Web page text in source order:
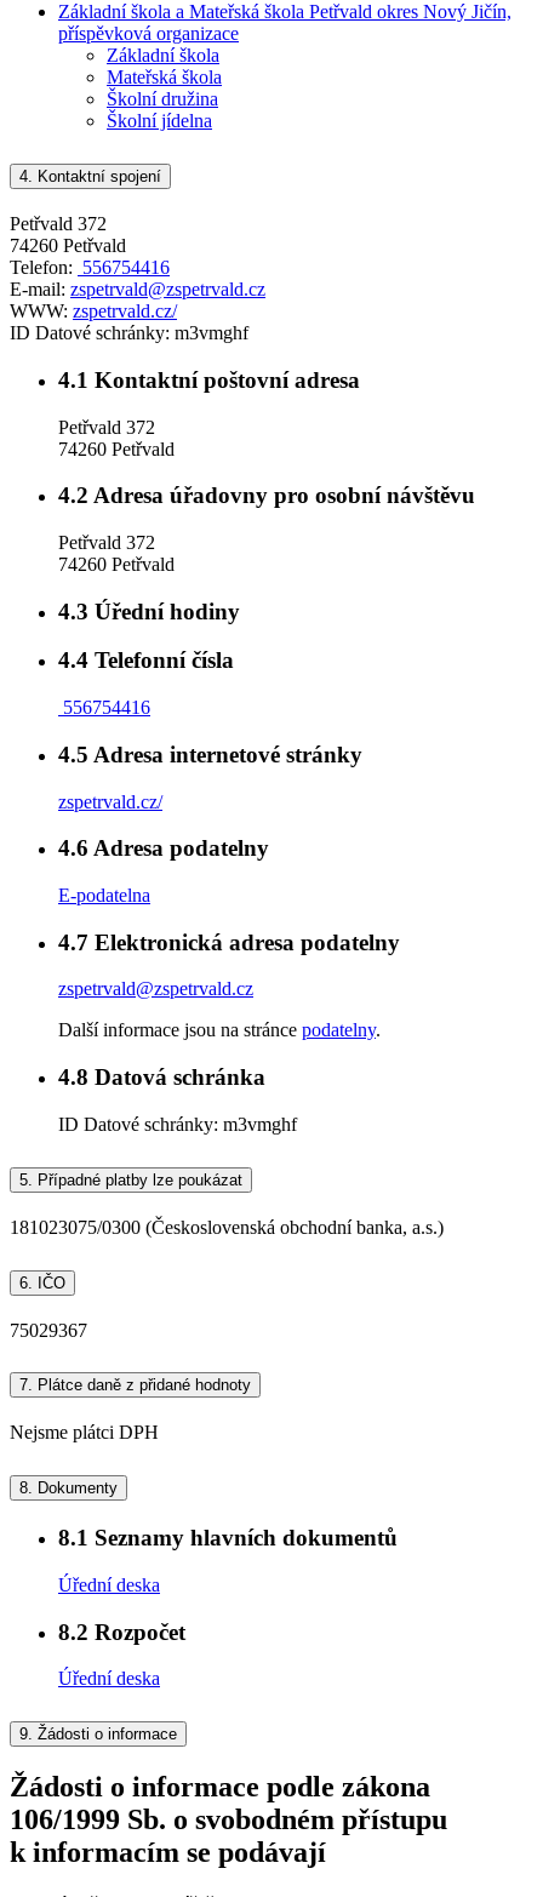
Základní škola a Mateřská škola Petřvald okres Nový Jičín,
příspěvková organizace
Základní škola
Mateřská škola
Školní družina
Školní jídelna
4. Kontaktní spojení
Petřvald 372
74260 Petřvald
Telefon: 556754416
E-mail: zspetrvald@zspetrvald.cz
WWW: zspetrvald.cz/
ID Datové schránky: m3vmghf
4.1 Kontaktní poštovní adresa
Petřvald 372
74260 Petřvald
4.2 Adresa úřadovny pro osobní návštěvu
Petřvald 372
74260 Petřvald
4.3 Úřední hodiny
4.4 Telefonní čísla
556754416
4.5 Adresa internetové stránky
zspetrvald.cz/
4.6 Adresa podatelny
E-podatelna
4.7 Elektronická adresa podatelny
zspetrvald@zspetrvald.cz
Další informace jsou na stránce podatelny.
4.8 Datová schránka
ID Datové schránky: m3vmghf
5. Případné platby lze poukázat
181023075/0300 (Československá obchodní banka, a.s.)
6. IČO
75029367
7. Plátce daně z přidané hodnoty
Nejsme plátci DPH
8. Dokumenty
8.1 Seznamy hlavních dokumentů
Úřední deska
8.2 Rozpočet
Úřední deska
9. Žádosti o informace
Žádosti o informace podle zákona
106/1999 Sb. o svobodném přístupu
k informacím se podávají